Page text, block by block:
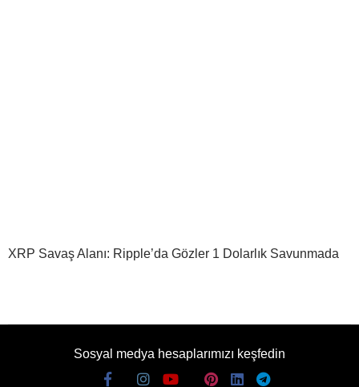
XRP Savaş Alanı: Ripple’da Gözler 1 Dolarlık Savunmada
Sosyal medya hesaplarımızı keşfedin